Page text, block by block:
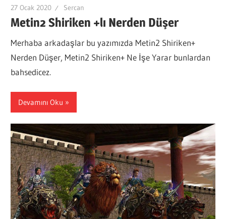
27 Ocak 2020 Sercan
Metin2 Shiriken +lı Nerden Düşer
Merhaba arkadaşlar bu yazımızda Metin2 Shiriken+
Nerden Düşer, Metin2 Shiriken+ Ne İşe Yarar bunlardan
bahsedicez.
Devamını Oku